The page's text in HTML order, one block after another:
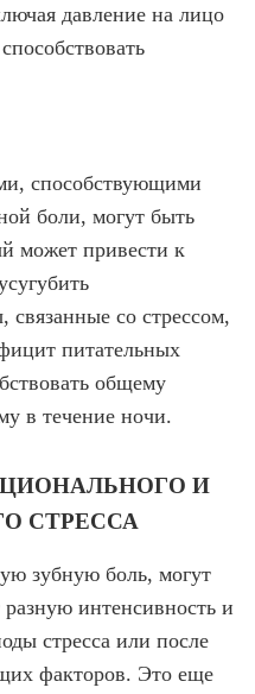
давление на лицо
способствующими
боли, могут быть
может привести к
со стрессом,
питательных
общему
в течение ночи.
И
СТРЕССА
зубную боль, могут
интенсивность и
стресса или после
факторов. Это еще